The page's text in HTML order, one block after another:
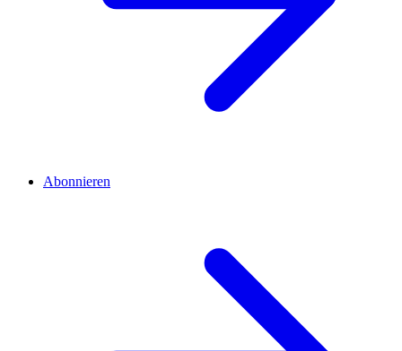
Abonnieren